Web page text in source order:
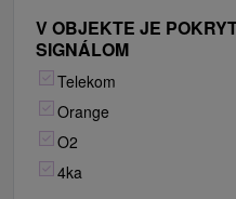
V OBJEKTE JE
SIGNÁLOM
Telekom
Orange
O2
4ka